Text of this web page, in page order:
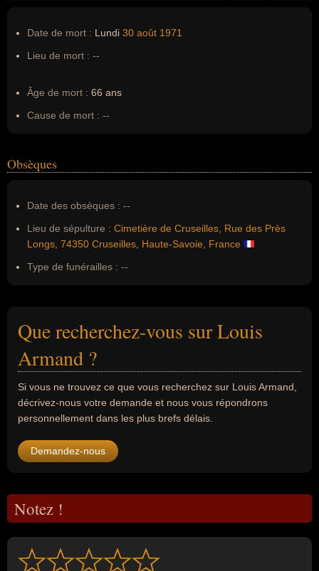
Date de mort : Lundi 30 août 1971
Lieu de mort : --
Âge de mort : 66 ans
Cause de mort : --
Obsèques
Date des obsèques : --
Lieu de sépulture : Cimetière de Cruseilles, Rue des Près
Longs, 74350 Cruseilles, Haute-Savoie, France
Type de funérailles : --
Que recherchez-vous sur Louis
Armand ?
Si vous ne trouvez ce que vous recherchez sur Louis Armand,
décrivez-nous votre demande et nous vous répondrons
personnellement dans les plus brefs délais.
Demandez-nous
Notez !